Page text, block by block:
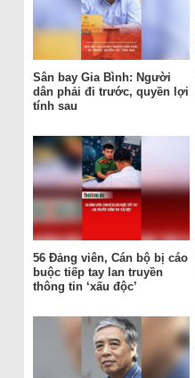
Sân bay Gia Bình: Người
dân phải đi trước, quyền lợi
tính sau
56 Đảng viên, Cán bộ bị cáo
buộc tiếp tay lan truyền
thông tin ‘xấu độc’